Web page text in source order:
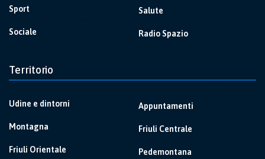
Sport
Sociale
Salute
Radio Spazio
Territorio
Udine e dintorni
Montagna
Friuli Orientale
Appuntamenti
Friuli Centrale
Pedemontana